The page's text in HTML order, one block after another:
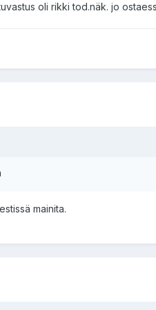
oli rikki tod.näk. jo
mainita.